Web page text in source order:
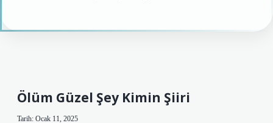
Ölüm Güzel Şey Kimin Şiiri
Tarih: Ocak 11, 2025